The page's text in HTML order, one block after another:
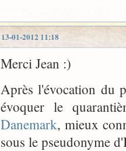
13-01-2012 11:18
Merci Jean :)
Après l'évocation du
évoquer le
Danemark, mieux
sous le pseudonyme